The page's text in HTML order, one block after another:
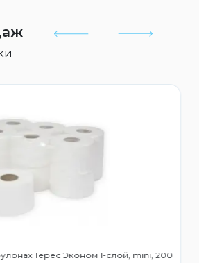
Терес Эконом 1-слой, mini, 200